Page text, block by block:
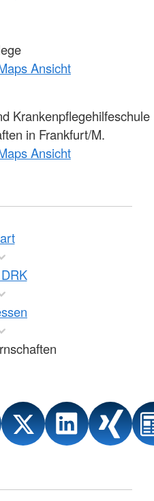
Ansicht
Krankenpflegehilfeschule
in Frankfurt/M.
Ansicht